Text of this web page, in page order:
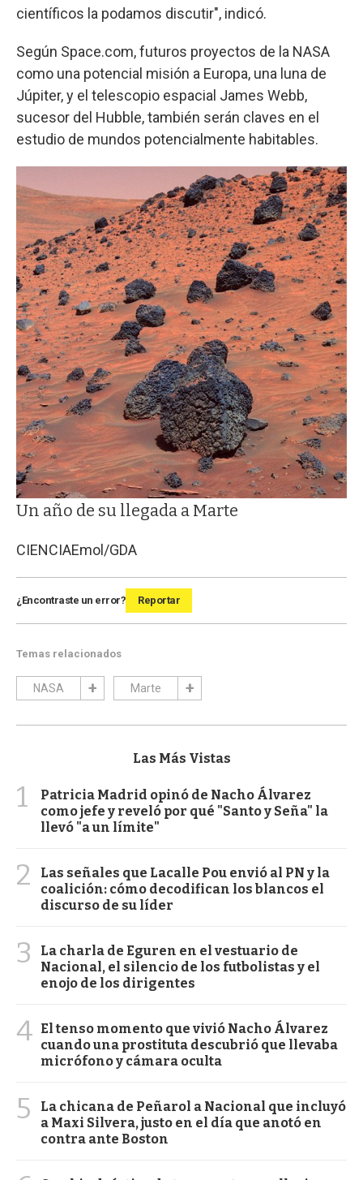
científicos la podamos discutir", indicó.
Según Space.com, futuros proyectos de la NASA
como una potencial misión a Europa, una luna de
Júpiter, y el telescopio espacial James Webb,
sucesor del Hubble, también serán claves en el
estudio de mundos potencialmente habitables.
Un año de su llegada a Marte
CIENCIAEmol/GDA
¿Encontraste un error? Reportar
Temas relacionados
NASA Marte
Las Más Vistas
1
Patricia Madrid opinó de Nacho Álvarez
como jefe y reveló por qué "Santo y Seña" la
llevó "a un límite"
2
Las señales que Lacalle Pou envió al PN y la
coalición: cómo decodifican los blancos el
discurso de su líder
3
La charla de Eguren en el vestuario de
Nacional, el silencio de los futbolistas y el
enojo de los dirigentes
4 El tenso momento que vivió Nacho Álvarez
cuando una prostituta descubrió que llevaba
micrófono y cámara oculta
5
La chicana de Peñarol a Nacional que incluyó
a Maxi Silvera, justo en el día que anotó en
contra ante Boston